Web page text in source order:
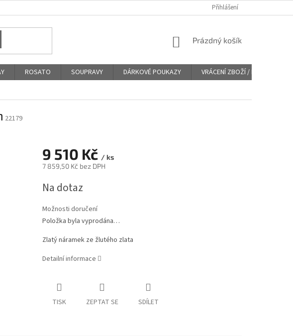
Přihlášení
NÁKUPNÍ
Prázdný košík
ROSATO SOUPRAVY DÁRKOVÉ POUKAZY
VRÁCENÍ ZBOŽÍ / REKLAMACE
22179
9 510 Kč / ks
7 859,50 Kč bez DPH
cena:
Na dotaz
Možnosti doručení
Položka byla vyprodána…
Zlatý náramek ze žlutého zlata
Detailní informace
TISK ZEPTAT SE SDÍLET